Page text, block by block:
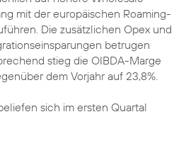
mit der europäischen Roaming-
Die zusätzlichen Opex und
betrugen
stieg die OIBDA-Marge
dem Vorjahr auf 23,8%.
sich im ersten Quartal